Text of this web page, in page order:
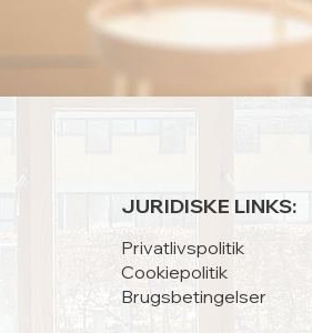
JURIDISKE LINKS:
Privatlivspolitik
Cookiepolitik
Brugsbetingelser